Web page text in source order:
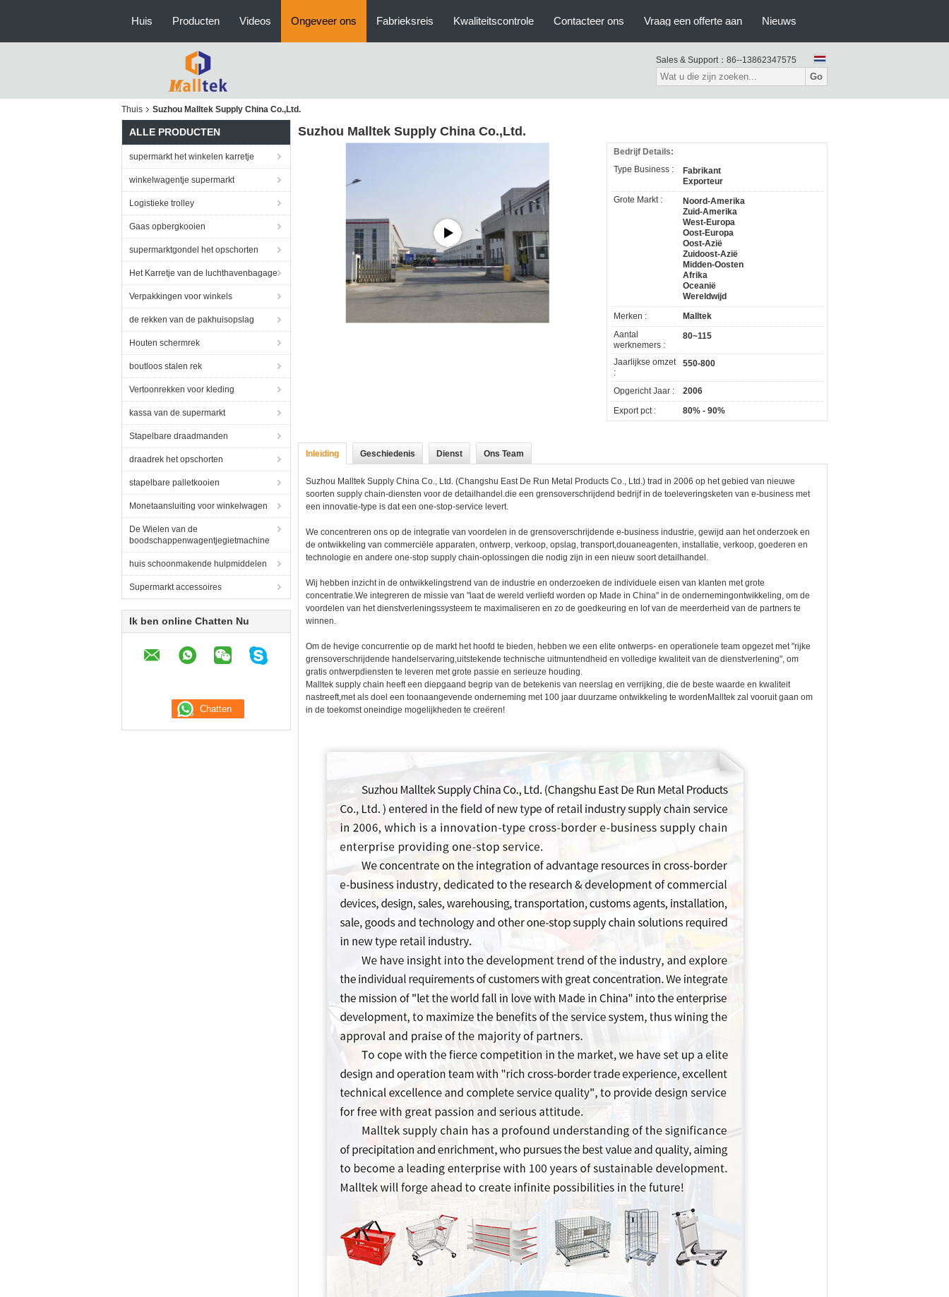
Huis Producten Videos Ongeveer ons Fabrieksreis Kwaliteitscontrole Contacteer ons Vraag een offerte aan Nieuws
Sales & Support： 86--13862347575
Go
Thuis Suzhou Malltek Supply China Co.,Ltd.
ALLE PRODUCTEN
supermarkt het winkelen karretje
winkelwagentje supermarkt
Logistieke trolley
Gaas opbergkooien
supermarktgondel het opschorten
Het Karretje van de luchthavenbagage
Verpakkingen voor winkels
de rekken van de pakhuisopslag
Houten schermrek
boutloos stalen rek
Vertoonrekken voor kleding
kassa van de supermarkt
Stapelbare draadmanden
draadrek het opschorten
stapelbare palletkooien
Monetaansluiting voor winkelwagen
De Wielen van de
boodschappenwagentjegietmachine
huis schoonmakende hulpmiddelen
Supermarkt accessoires
Ik ben online Chatten Nu
Suzhou Malltek Supply China Co.,Ltd.
Bedrijf Details:
Type Business :
Fabrikant
Exporteur
Grote Markt :
Noord-Amerika
Zuid-Amerika
West-Europa
Oost-Europa
Oost-Azië
Zuidoost-Azië
Midden-Oosten
Afrika
Oceanië
Wereldwijd
Merken :
Malltek
Aantal
werknemers :
80~115
Jaarlijkse omzet
:
550-800
Opgericht Jaar :
2006
Export pct :
80% - 90%
Inleiding Geschiedenis Dienst Ons Team
Suzhou Malltek Supply China Co., Ltd. (Changshu East De Run Metal Products Co., Ltd.) trad in 2006 op het gebied van nieuwe
soorten supply chain-diensten voor de detailhandel.die een grensoverschrijdend bedrijf in de toeleveringsketen van e-business met
een innovatie-type is dat een one-stop-service levert.
We concentreren ons op de integratie van voordelen in de grensoverschrijdende e-business industrie, gewijd aan het onderzoek en
de ontwikkeling van commerciële apparaten, ontwerp, verkoop, opslag, transport,douaneagenten, installatie, verkoop, goederen en
technologie en andere one-stop supply chain-oplossingen die nodig zijn in een nieuw soort detailhandel.
Wij hebben inzicht in de ontwikkelingstrend van de industrie en onderzoeken de individuele eisen van klanten met grote
concentratie.We integreren de missie van "laat de wereld verliefd worden op Made in China" in de ondernemingontwikkeling, om de
voordelen van het dienstverleningssysteem te maximaliseren en zo de goedkeuring en lof van de meerderheid van de partners te
winnen.
Om de hevige concurrentie op de markt het hoofd te bieden, hebben we een elite ontwerps- en operationele team opgezet met "rijke
grensoverschrijdende handelservaring,uitstekende technische uitmuntendheid en volledige kwaliteit van de dienstverlening", om
gratis ontwerpdiensten te leveren met grote passie en serieuze houding.
Malltek supply chain heeft een diepgaand begrip van de betekenis van neerslag en verrijking, die de beste waarde en kwaliteit
nastreeft,met als doel een toonaangevende onderneming met 100 jaar duurzame ontwikkeling te wordenMalltek zal vooruit gaan om
in de toekomst oneindige mogelijkheden te creëren!